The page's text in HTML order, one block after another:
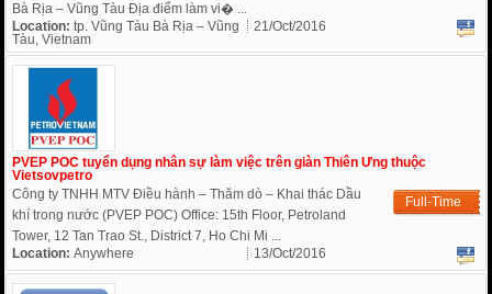
Bà Rịa – Vũng Tàu Địa điểm làm vi� ...
Location:tp. Vũng Tàu Bà Rịa – Vũng
Tàu, Vietnam
21/Oct/2016
PVEP POC tuyển dụng nhân sự làm việc trên giàn Thiên Ưng thuộc
Vietsovpetro
Full-Time
Công ty TNHH MTV Điều hành – Thăm dò – Khai thác Dầu
khí trong nước (PVEP POC) Office: 15th Floor, Petroland
Tower, 12 Tan Trao St., District 7, Ho Chi Mi ...
Location:Anywhere 13/Oct/2016